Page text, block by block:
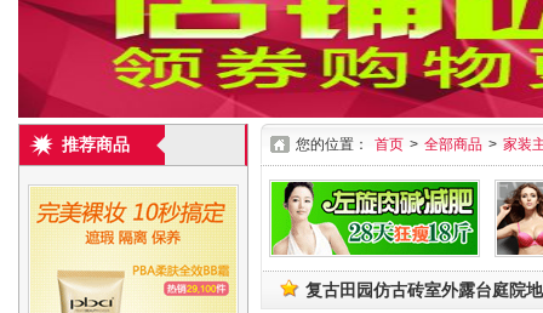
推荐商品 您的位置： 首页 > 全部商品 > 家装
复古田园仿古砖室外露台庭院